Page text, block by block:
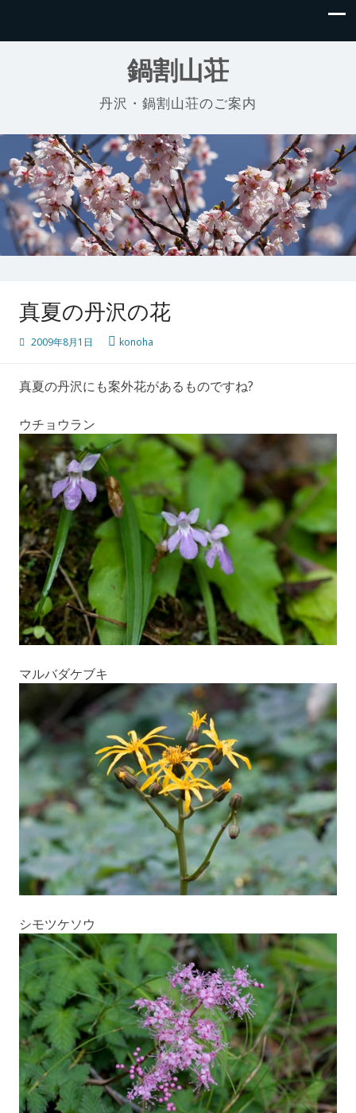
鍋割山荘
丹沢・鍋割山荘のご案内
真夏の丹沢の花
2009年8月1日 konoha
真夏の丹沢にも案外花があるものですね?
ウチョウラン
マルバダケブキ
シモツケソウ